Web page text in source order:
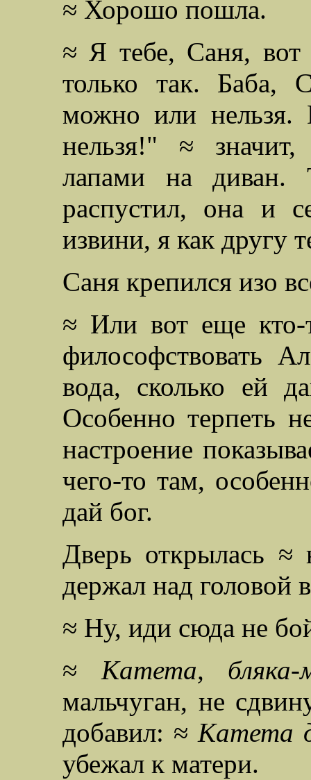
≈ Хорошо пошла.
≈ Я тебе, Саня,
только так. Баба,
можно или
нельзя!" ≈
лапами на
распустил, она и
извини, я как другу
Саня крепился изо
≈ Или вот еще кто-
философствовать
вода, сколько ей
Особенно терпеть
настроение
чего-то там,
дай бог.
Дверь открылась ≈
держал над головой
≈ Ну, иди сюда не
≈ Катета, бляка-
мальчуган, не
добавил: ≈Катета
убежал к матери.